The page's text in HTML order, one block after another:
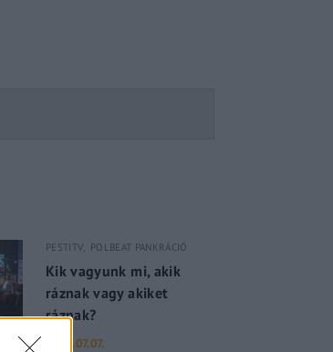
PESTITV POLBEAT PANKRÁCIÓ
Kik vagyunk mi, akik
ráznak vagy akiket
ráznak?
2022.07.07.